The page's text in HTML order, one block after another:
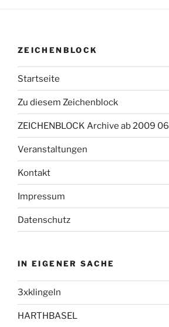
ZEICHENBLOCK
Startseite
Zu diesem Zeichenblock
ZEICHENBLOCK Archive ab 2009 06
Veranstaltungen
Kontakt
Impressum
Datenschutz
IN EIGENER SACHE
3xklingeln
HARTHBASEL